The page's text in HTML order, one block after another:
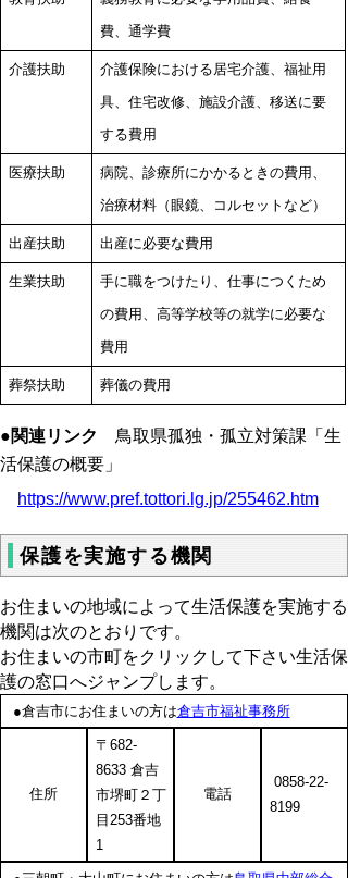
費、通学費
介護扶助
介護保険における居宅介護、福祉用
具、住宅改修、施設介護、移送に要
する費用
医療扶助
病院、診療所にかかるときの費用、
治療材料（眼鏡、コルセットなど）
出産扶助 出産に必要な費用
生業扶助
手に職をつけたり、仕事につくため
の費用、高等学校等の就学に必要な
費用
葬祭扶助 葬儀の費用
●関連リンク
鳥取県孤独・孤立対策課「生
活保護の概要」
https://www.pref.tottori.lg.jp/255462.htm
保護を実施する機関
お住まいの地域によって生活保護を実施する
機関は次のとおりです。
お住まいの市町をクリックして下さい生活保
護の窓口へジャンプします。
●倉吉市にお住まいの方は倉吉市福祉事務所
住所
〒682-
8633 倉吉
市堺町２丁
目253番地
1
電話
0858-22-
8199